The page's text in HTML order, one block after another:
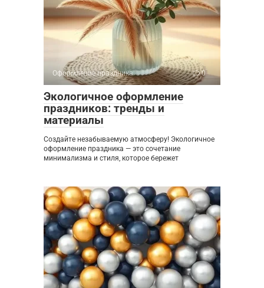
Оформление праздника 0
Экологичное оформление
праздников: тренды и
материалы
Создайте незабываемую атмосферу! Экологичное
оформление праздника — это сочетание
минимализма и стиля, которое бережет